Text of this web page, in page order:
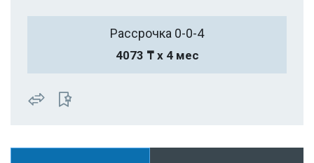
Рассрочка 0-0-4
4073 ₸ х 4 мес